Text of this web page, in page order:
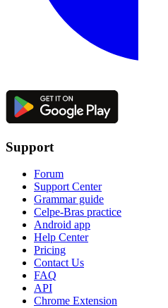
Support
Forum
Support Center
Grammar guide
Celpe-Bras practice
Android app
Help Center
Pricing
Contact Us
FAQ
API
Chrome Extension